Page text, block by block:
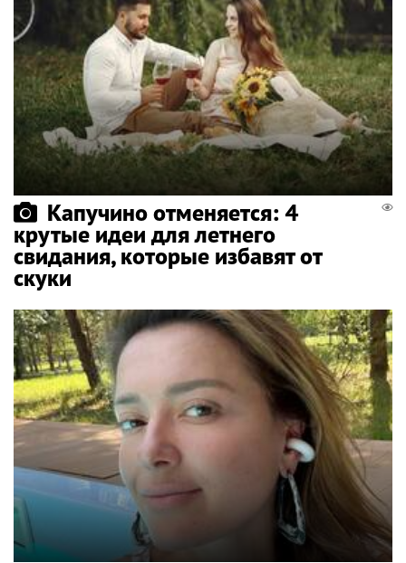
Капучино отменяется: 4
крутые идеи для летнего
свидания, которые избавят от
скуки